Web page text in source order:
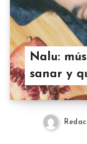
Nalu:
sanar y